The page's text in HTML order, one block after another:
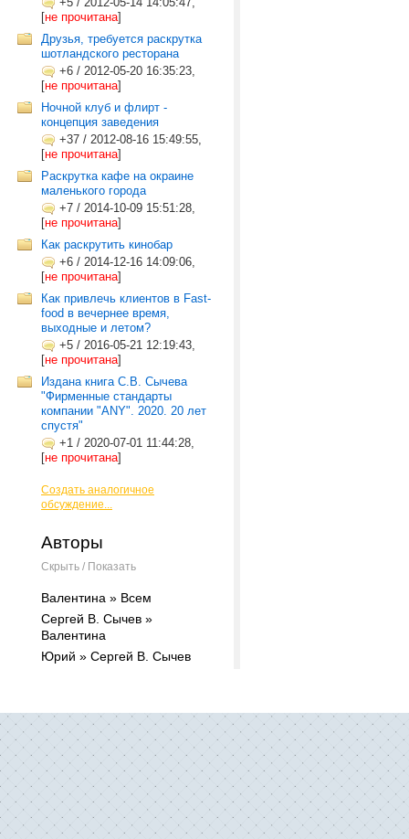
[не прочитана]
Друзья, требуется раскрутка
шотландского ресторана
+6 / 2012-05-20 16:35:23,
[не прочитана]
Ночной клуб и флирт -
концепция заведения
+37 / 2012-08-16 15:49:55,
[не прочитана]
Раскрутка кафе на окраине
маленького города
+7 / 2014-10-09 15:51:28,
[не прочитана]
Как раскрутить кинобар
+6 / 2014-12-16 14:09:06,
[не прочитана]
Как привлечь клиентов в Fast-
food в вечернее время,
выходные и летом?
+5 / 2016-05-21 12:19:43,
[не прочитана]
Издана книга С.В. Сычева
"Фирменные стандарты
компании "ANY". 2020. 20 лет
спустя"
+1 / 2020-07-01 11:44:28,
[не прочитана]
Создать аналогичное
обсуждение...
Авторы
Скрыть / Показать
Валентина » Всем
Сергей В. Сычев »
Валентина
Юрий » Cергей В. Сычев